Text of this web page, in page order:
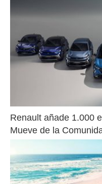
Renault añade 1.000
Mueve de la